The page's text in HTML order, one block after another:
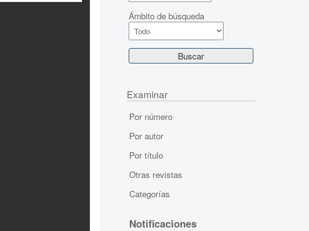
Ámbito de búsqueda
Examinar
Por número
Por autor
Por título
Otras revistas
Categorías
Notificaciones